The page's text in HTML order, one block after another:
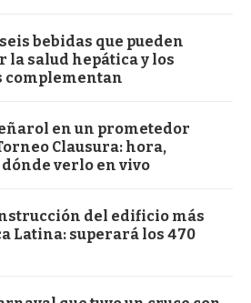
bebidas que pueden
la salud hepática y los
complementan
en un prometedor
Clausura: hora,
verlo en vivo
del edificio más
Latina: superará los 470